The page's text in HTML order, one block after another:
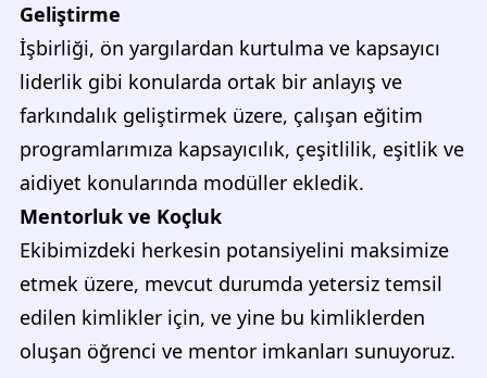
Geliştirme
İşbirliği, ön yargılardan kurtulma ve kapsayıcı
liderlik gibi konularda ortak bir anlayış ve
farkındalık geliştirmek üzere, çalışan eğitim
programlarımıza kapsayıcılık, çeşitlilik, eşitlik ve
aidiyet konularında modüller ekledik.
Mentorluk ve Koçluk
Ekibimizdeki herkesin potansiyelini maksimize
etmek üzere, mevcut durumda yetersiz temsil
edilen kimlikler için, ve yine bu kimliklerden
oluşan öğrenci ve mentor imkanları sunuyoruz.